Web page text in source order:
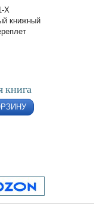
Х
книжный
книга